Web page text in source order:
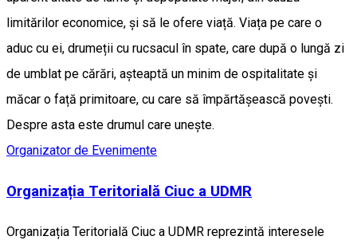
limitărilor economice, și să le ofere viață. Viața pe care o
aduc cu ei, drumeții cu rucsacul în spate, care după o lungă zi
de umblat pe cărări, așteaptă un minim de ospitalitate și
măcar o față primitoare, cu care să împărtășească povești.
Despre asta este drumul care unește.
Organizator de Evenimente
Organizația Teritorială Ciuc a UDMR
Organizația Teritorială Ciuc a UDMR reprezintă interesele